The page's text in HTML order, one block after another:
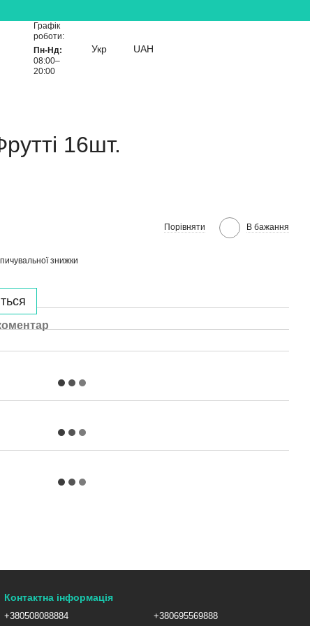
Графік
роботи:
Пн-Нд:
08:00–
20:00
Укр UAH
16шт.
Порівняти В бажання
знижки
Контактна інформація
+380508088884 +380695569888